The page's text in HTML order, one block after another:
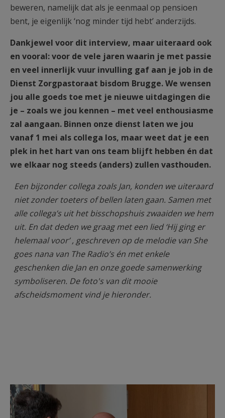
beweren, namelijk dat als je eenmaal op pensioen
bent, je eigenlijk ‘nog minder tijd hebt’ anderzijds.
Dankjewel voor dit interview, maar uiteraard ook
en vooral: voor de vele jaren waarin je met passie
en veel innerlijk vuur invulling gaf aan je job in de
Dienst Zorgpastoraat bisdom Brugge. We wensen
jou alle goeds toe met je nieuwe uitdagingen die
je – zoals we jou kennen – met veel enthousiasme
zal aangaan. Binnen onze dienst laten we jou
vanaf 1 mei als collega los, maar weet dat je een
plek in het hart van ons team blijft hebben én dat
we elkaar nog steeds (anders) zullen vasthouden.
Een bijzonder collega zoals Jan, konden we uiteraard
niet zonder toeters of bellen laten gaan. Samen met
alle collega’s uit het bisschopshuis zwaaiden we hem
uit. En dat deden we graag met een lied ‘Hij ging er
helemaal voor’ , geschreven op de melodie van She
goes nana van The Radio’s én met enkele
geschenken die Jan en onze goede samenwerking
symboliseren. De foto's van dit mooie
afscheidsmoment vind je hieronder.